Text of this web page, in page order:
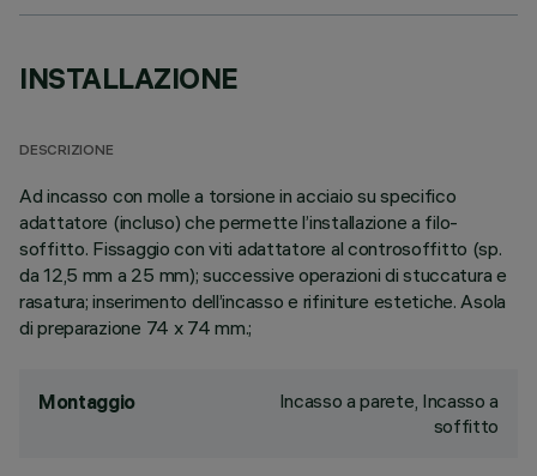
INSTALLAZIONE
DESCRIZIONE
Ad incasso con molle a torsione in acciaio su specifico
adattatore (incluso) che permette l’installazione a filo-
soffitto. Fissaggio con viti adattatore al controsoffitto (sp.
da 12,5 mm a 25 mm); successive operazioni di stuccatura e
rasatura; inserimento dell’incasso e rifiniture estetiche. Asola
di preparazione 74 x 74 mm.;
Montaggio
Incasso a parete, Incasso a
soffitto